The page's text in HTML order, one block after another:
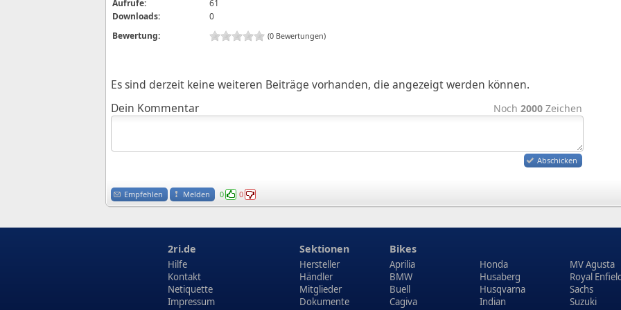
Aufrufe:
61
Downloads:
0
Bewertung:
(0 Bewertungen)
Es sind derzeit keine weiteren Beiträge vorhanden, die angezeigt werden können.
Noch 2000 Zeichen
Dein Kommentar
Abschicken
Empfehlen Melden 0 0
2ri.de
Hilfe
Kontakt
Netiquette
Impressum
Sektionen
Hersteller
Händler
Mitglieder
Dokumente
Bikes
Aprilia
BMW
Buell
Cagiva
Honda
Husaberg
Husqvarna
Indian
MV Agusta
Royal
Sachs
Suzuki